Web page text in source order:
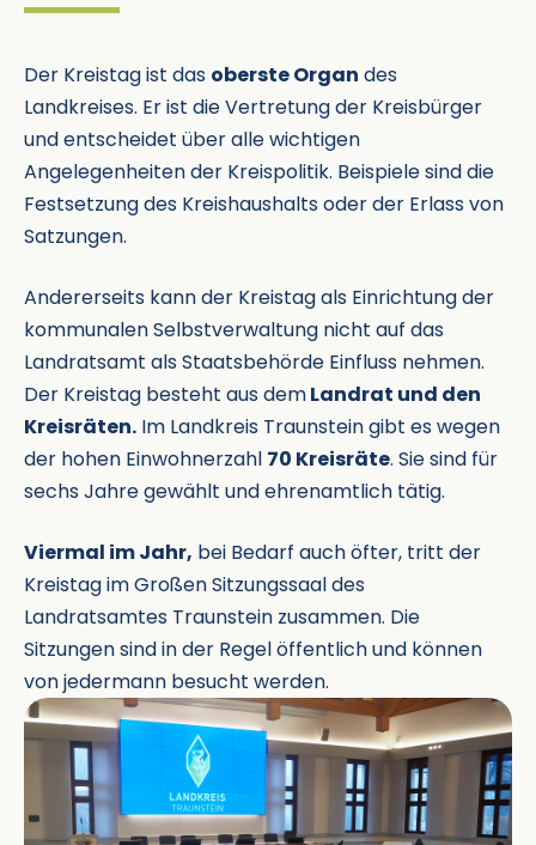
Der Kreistag ist das oberste Organ des
Landkreises. Er ist die Vertretung der Kreisbürger
und entscheidet über alle wichtigen
Angelegenheiten der Kreispolitik. Beispiele sind die
Festsetzung des Kreishaushalts oder der Erlass von
Satzungen.
Andererseits kann der Kreistag als Einrichtung der
kommunalen Selbstverwaltung nicht auf das
Landratsamt als Staatsbehörde Einfluss nehmen.
Der Kreistag besteht aus demLandrat und den
Kreisräten. Im Landkreis Traunstein gibt es wegen
der hohen Einwohnerzahl 70 Kreisräte. Sie sind für
sechs Jahre gewählt und ehrenamtlich tätig.
Viermal im Jahr, bei Bedarf auch öfter, tritt der
Kreistag im Großen Sitzungssaal des
Landratsamtes Traunstein zusammen. Die
Sitzungen sind in der Regel öffentlich und können
von jedermann besucht werden.